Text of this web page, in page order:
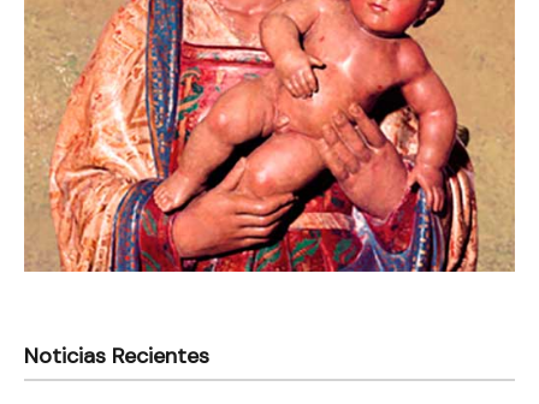
Noticias Recientes